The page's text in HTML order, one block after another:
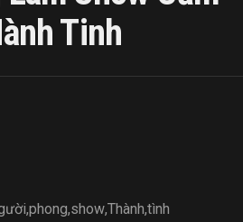
Tinh
,phong,show,Thành,tình